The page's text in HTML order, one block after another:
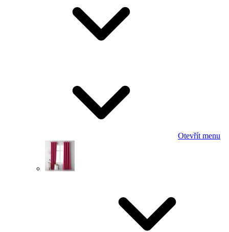
Otevřít menu